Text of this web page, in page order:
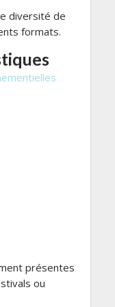
diversité de
formats.
présentes
ou